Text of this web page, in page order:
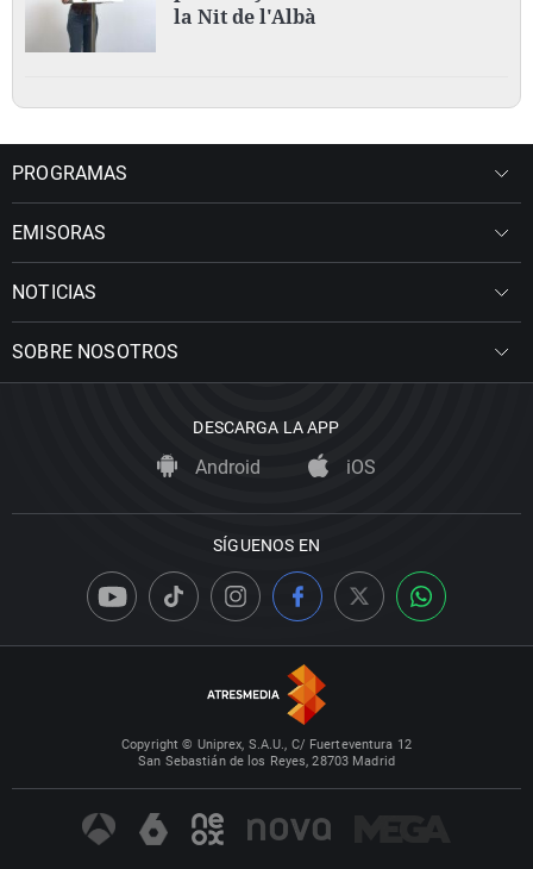
la Nit de l'Albà
PROGRAMAS
EMISORAS
NOTICIAS
SOBRE NOSOTROS
DESCARGA LA APP
Android iOS
SÍGUENOS EN
Copyright © Uniprex, S.A.U., C/ Fuerteventura 12
San Sebastián de los Reyes, 28703 Madrid